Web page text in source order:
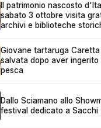
Il patrimonio nascosto
sabato 3 ottobre visita
archivi e biblioteche
Giovane tartaruga
salvata dopo aver ingerito
pesca
Dallo Sciamano allo
festival dedicato a Sacchi